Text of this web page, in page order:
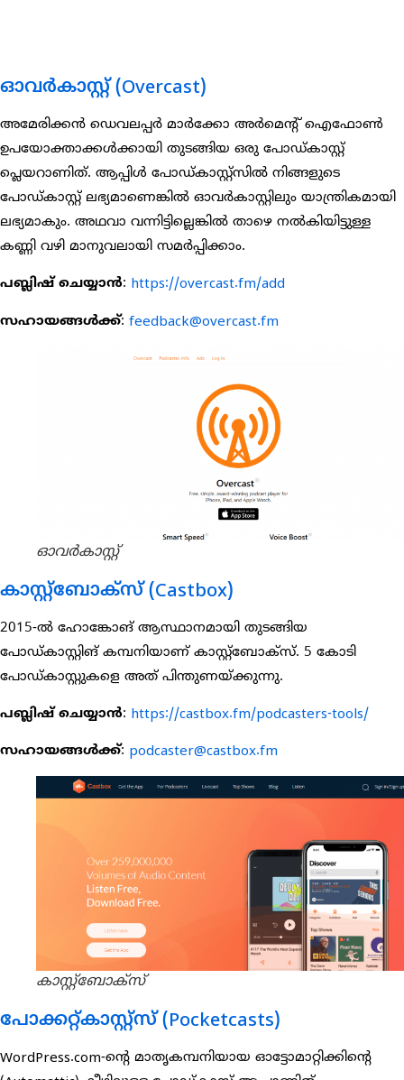
ഓവർകാസ്റ്റ് (Overcast)
അമേരിക്കൻ ഡെവലപ്പർ മാർക്കോ അർമെന്റ് ഐഫോൺ
ഉപയോക്താക്കൾക്കായി തുടങ്ങിയ ഒരു പോഡ്കാസ്റ്റ്
പ്ലെയറാണിത്. ആപ്പിൾ പോഡ്കാസ്റ്റ്സിൽ നിങ്ങളുടെ
പോഡ്കാസ്റ്റ് ലഭ്യമാണെങ്കിൽ ഓവർകാസ്റ്റിലും യാന്ത്രികമായി
ലഭ്യമാകും. അഥവാ വന്നിട്ടില്ലെങ്കിൽ താഴെ നൽകിയിട്ടുള്ള
കണ്ണി വഴി മാനുവലായി സമർപ്പിക്കാം.
പബ്ലിഷ് ചെയ്യാൻ: https://overcast.fm/add
സഹായങ്ങൾക്ക്: feedback@overcast.fm
ഓവർകാസ്റ്റ്
കാസ്റ്റ്ബോക്സ് (Castbox)
2015-ൽ ഹോങ്കോങ് ആസ്ഥാനമായി തുടങ്ങിയ
പോഡ്കാസ്റ്റിങ് കമ്പനിയാണ് കാസ്റ്റ്ബോക്സ്. 5 കോടി
പോഡ്കാസ്റ്റുകളെ അത് പിന്തുണയ്ക്കുന്നു.
പബ്ലിഷ് ചെയ്യാൻ: https://castbox.fm/podcasters-tools/
സഹായങ്ങൾക്ക്: podcaster@castbox.fm
കാസ്റ്റ്ബോക്സ്
പോക്കറ്റ്കാസ്റ്റ്സ് (Pocketcasts)
WordPress.com-ന്റെ മാതൃകമ്പനിയായ ഓട്ടോമാറ്റിക്കിന്റെ